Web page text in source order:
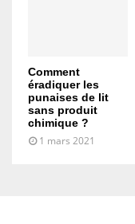
Comment
éradiquer les
punaises de lit
sans produit
chimique ?
1 mars 2021